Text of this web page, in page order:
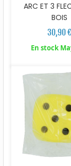
ARC ET 3
BOIS
30,90 €
En stock